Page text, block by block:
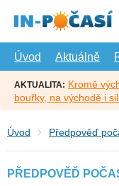
hlavní
Úvod
Aktuálně
AKTUALITA: Kromě
bouřky, na východě i
Úvod Předpověď
PŘEDPOVĚĎ